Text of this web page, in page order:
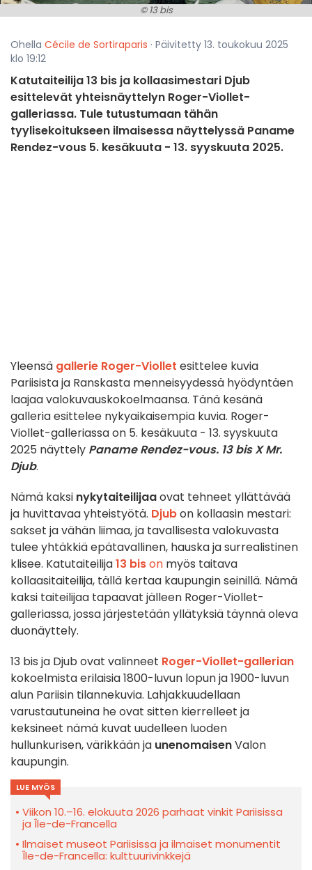
© 13 bis
Ohella Cécile de Sortiraparis · Päivitetty 13. toukokuu 2025
klo 19:12
Katutaiteilija 13 bis ja kollaasimestari Djub
esittelevät yhteisnäyttelyn Roger-Viollet-
galleriassa. Tule tutustumaan tähän
tyylisekoitukseen ilmaisessa näyttelyssä Paname
Rendez-vous 5. kesäkuuta - 13. syyskuuta 2025.
Yleensä gallerie Roger-Viollet esittelee kuvia
Pariisista ja Ranskasta menneisyydessä hyödyntäen
laajaa valokuvauskokoelmaansa. Tänä kesänä
galleria esittelee nykyaikaisempia kuvia. Roger-
Viollet-galleriassa on 5. kesäkuuta - 13. syyskuuta
2025 näyttely Paname Rendez-vous. 13 bis X Mr.
Djub.
Nämä kaksi nykytaiteilijaaovat tehneet yllättävää
ja huvittavaa yhteistyötä. Djubon kollaasin mestari:
sakset ja vähän liimaa, ja tavallisesta valokuvasta
tulee yhtäkkiä epätavallinen, hauska ja surrealistinen
klisee. Katutaiteilija13 bison myös taitava
kollaasitaiteilija, tällä kertaa kaupungin seinillä. Nämä
kaksi taiteilijaa tapaavat jälleen Roger-Viollet-
galleriassa, jossa järjestetään yllätyksiä täynnä oleva
duonäyttely.
13 bis ja Djub ovat valinneet Roger-Viollet-gallerian
kokoelmista erilaisia 1800-luvun lopun ja 1900-luvun
alun Pariisin tilannekuvia. Lahjakkuudellaan
varustautuneina he ovat sitten kierrelleet ja
keksineet nämä kuvat uudelleen luoden
hullunkurisen, värikkään ja unenomaisenValon
kaupungin.
LUE MYÖS
Viikon 10.–16. elokuuta 2026 parhaat vinkit Pariisissa
ja Île-de-Francella
Ilmaiset museot Pariisissa ja ilmaiset monumentit
Île-de-Francella: kulttuurivinkkejä